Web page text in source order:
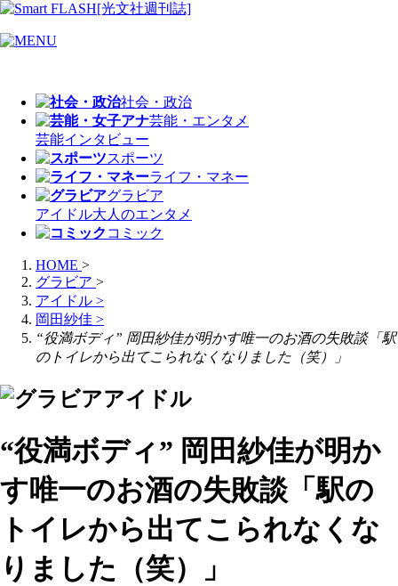
社会・政治
芸能・エンタメ
芸能インタビュー
スポーツ
ライフ・マネー
グラビア
アイドル大人のエンタメ
コミック
HOME >
グラビア >
アイドル >
岡田紗佳 >
“役満ボディ” 岡田紗佳が明かす唯一のお酒の失敗談「駅
のトイレから出てこられなくなりました（笑）」
アイドル
“役満ボディ” 岡田紗佳が明か
す唯一のお酒の失敗談「駅の
トイレから出てこられなくな
りました（笑）」